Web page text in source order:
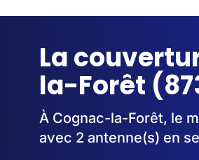
La
la-Forêt
À Cognac-la-Forêt, le
avec 2 antenne(s) en